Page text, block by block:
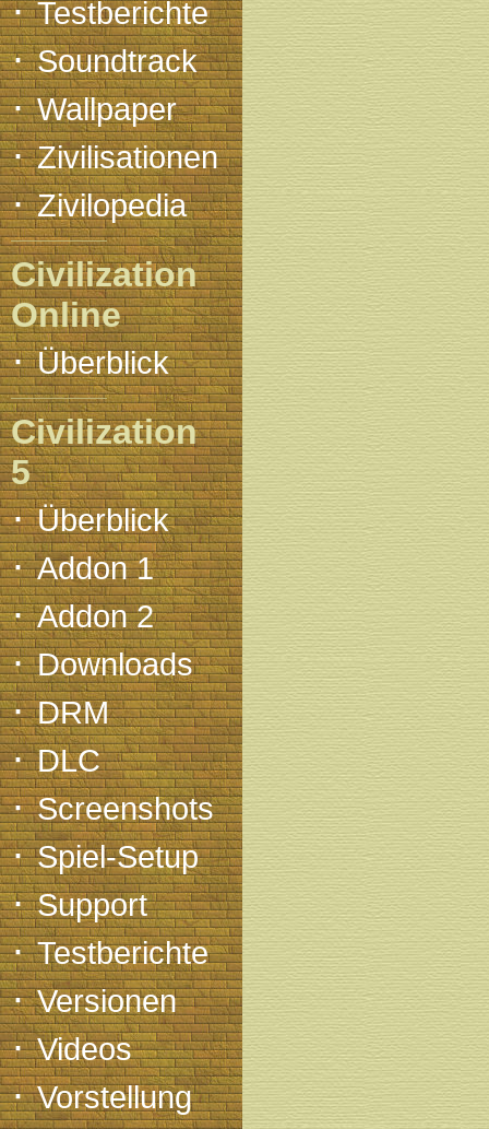
Testberichte
·Soundtrack
·Wallpaper
·Zivilisationen
·Zivilopedia
Civilization
Online
·Überblick
Civilization
5
·Überblick
·Addon 1
·Addon 2
·Downloads
·DRM
·DLC
·Screenshots
·Spiel-Setup
·Support
·Testberichte
·Versionen
·Videos
·Vorstellung